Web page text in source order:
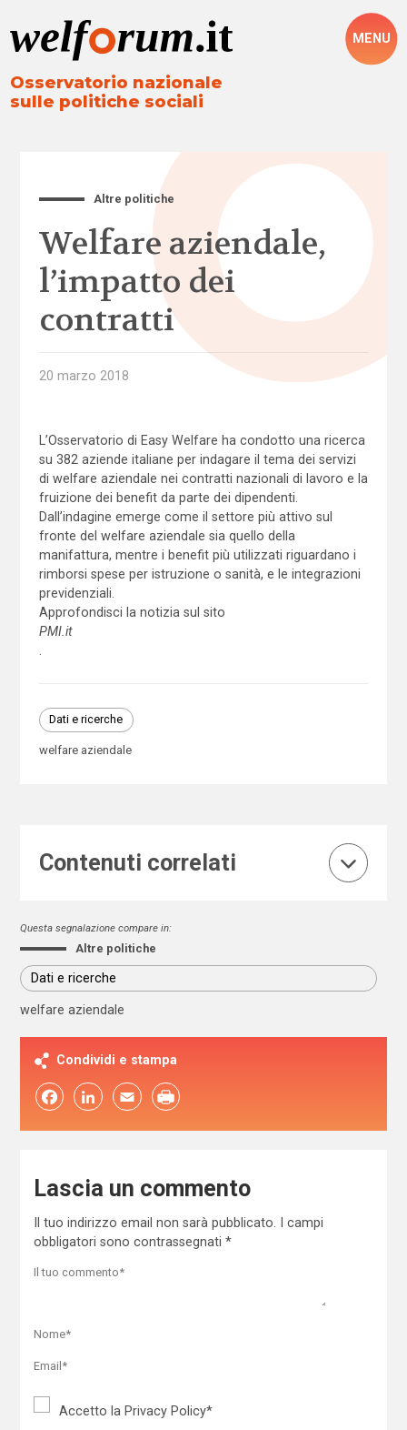
Osservatorio nazionale
sulle politiche sociali
MENU
Altre politiche
Welfare aziendale,
l’impatto dei
contratti
20 marzo 2018
L’Osservatorio di Easy Welfare ha condotto una ricerca
su 382 aziende italiane per indagare il tema dei servizi
di welfare aziendale nei contratti nazionali di lavoro e la
fruizione dei benefit da parte dei dipendenti.
Dall’indagine emerge come il settore più attivo sul
fronte del welfare aziendale sia quello della
manifattura, mentre i benefit più utilizzati riguardano i
rimborsi spese per istruzione o sanità, e le integrazioni
previdenziali.
Approfondisci la notizia sul sito
PMI.it
Dati e ricerche
welfare aziendale
Contenuti correlati
Questa segnalazione compare in:
Altre politiche
Dati e ricerche
welfare aziendale
Condividi e stampa
FacebookLinkedIn Email
Lascia un commento
Il tuo indirizzo email non sarà pubblicato.
I campi
obbligatori sono contrassegnati *
Accetto la Privacy Policy*